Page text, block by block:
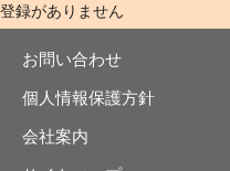
登録がありません
お問い合わせ
個人情報保護方針
会社案内